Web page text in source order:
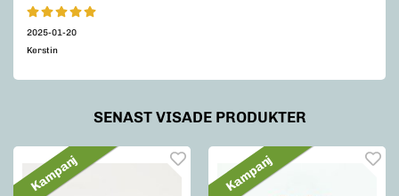
2025-01-20
Kerstin
SENAST VISADE PRODUKTER
Kampanj Kampanj